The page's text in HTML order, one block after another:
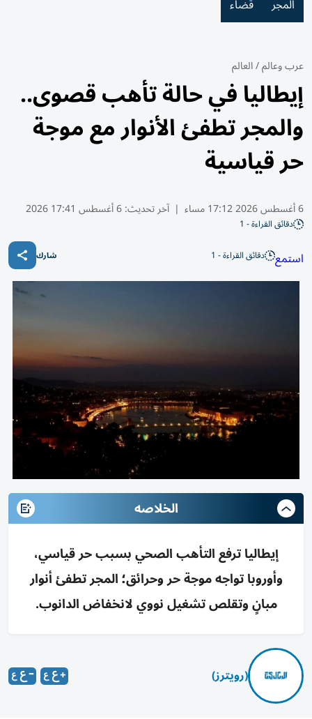
المجر قضاء
عرب وعالم/العالم
إيطاليا في حالة تأهب قصوى..
والمجر تطفئ الأنوار مع موجة
حر قياسية
6 أغسطس 2026 17:12 مساء | آخر تحديث:6 أغسطس 17:41 2026
دقائق القراءة - 1
استمع دقائق القراءة - 1 شارك
الخلاصه
إيطاليا ترفع التأهب الصحي بسبب حر قياسي،
وأوروبا تواجه موجة حر وحرائق؛ المجر تطفئ أنوار
مبانٍ وتقلص تشغيل نووي لانخفاض الدانوب.
(رويترز)